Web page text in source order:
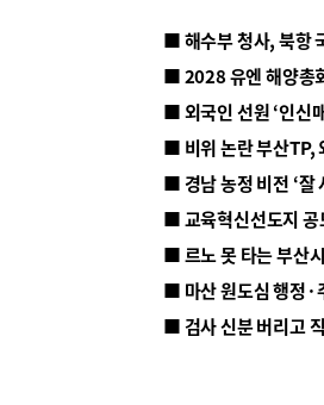
■ 해수부 청사, 북항
■ 2028 유엔 해양총
■ 외국인 선원 ‘인신
■ 비위 논란 부산TP,
■ 르노 못 타는 부산
■ 마산 원도심 행정·